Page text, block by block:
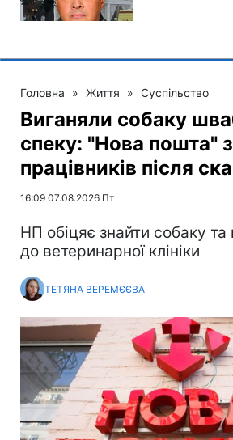
Головна » Життя » Суспільство
Виганяли собаку
спеку: "Нова пошта"
працівників після
16:09 07.08.2026 Пт
НП обіцяє знайти собаку та
до ветеринарної клініки
ТЕТЯНА ВЕРЕМЄЄВА